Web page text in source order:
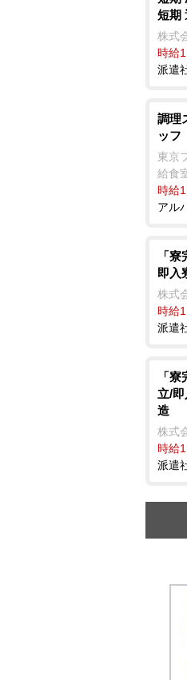
短期
株式
時給
派遣
調理
ッフ
東京
給食
時給
アル
「
即入
株式
時給
派遣
「
立/
造
株式
時給
派遣